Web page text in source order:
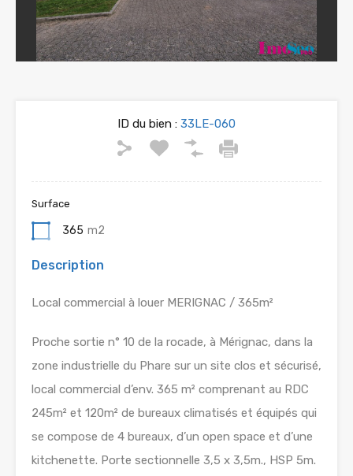
ID du bien : 33LE-060
Surface
365 m2
Description
Local commercial à louer MERIGNAC / 365m²
Proche sortie n° 10 de la rocade, à Mérignac, dans la
zone industrielle du Phare sur un site clos et sécurisé,
local commercial d’env. 365 m² comprenant au RDC
245m² et 120m² de bureaux climatisés et équipés qui
se compose de 4 bureaux, d’un open space et d’une
kitchenette. Porte sectionnelle 3,5 x 3,5m., HSP 5m.